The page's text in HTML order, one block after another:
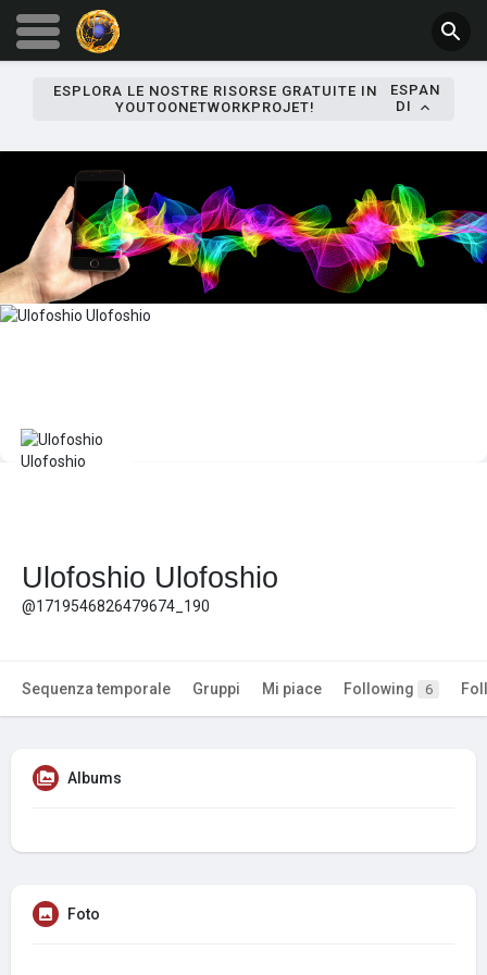
ESPLORA LE NOSTRE RISORSE GRATUITE IN
YOUTOONETWORKPROJET!
ESPAN
DI
Ulofoshio Ulofoshio
@1719546826479674_190
Sequenza temporale Gruppi Mi piace Following 6
Albums
Foto